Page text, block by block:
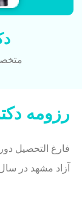
رزومه
فارغ التحصیل
آزاد مشهد در سال